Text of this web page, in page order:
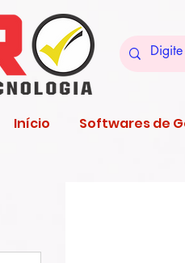
Início Softwares de